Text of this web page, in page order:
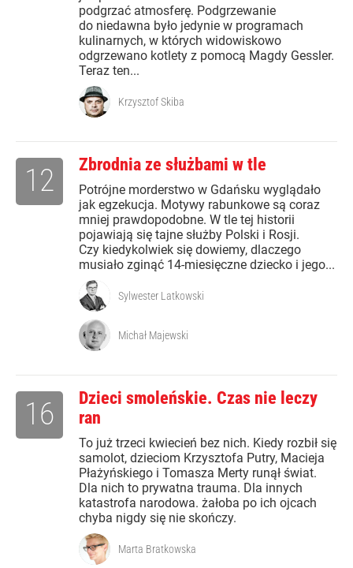
podgrzać atmosferę. Podgrzewanie
do niedawna było jedynie w programach
kulinarnych, w których widowiskowo
odgrzewano kotlety z pomocą Magdy Gessler.
Teraz ten...
Krzysztof Skiba
Zbrodnia ze służbami w tle
Potrójne morderstwo w Gdańsku wyglądało
jak egzekucja. Motywy rabunkowe są coraz
mniej prawdopodobne. W tle tej historii
pojawiają się tajne służby Polski i Rosji.
Czy kiedykolwiek się dowiemy, dlaczego
musiało zginąć 14-miesięczne dziecko i jego...
12
Sylwester Latkowski
Michał Majewski
Dzieci smoleńskie. Czas nie leczy
ran
To już trzeci kwiecień bez nich. Kiedy rozbił się
samolot, dzieciom Krzysztofa Putry, Macieja
Płażyńskiego i Tomasza Merty runął świat.
Dla nich to prywatna trauma. Dla innych
katastrofa narodowa. żałoba po ich ojcach
chyba nigdy się nie skończy.
16
Marta Bratkowska